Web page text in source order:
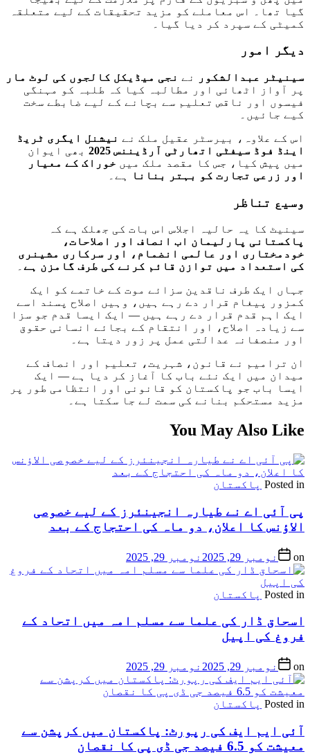
گیا تھا۔ اس معاملے کو مزید تحقیقات کے لیے متعلقہ
کمیٹی کے سپرد کر دیا گیا۔
دیگر امور
سینیٹر عبدالشکور نے نجی میڈیکل کالجوں کی لوٹ مار
پر آواز اٹھائی اور مطالبہ کیا کہ طلبہ کو مہنگی
فیسوں اور ناقص تعلیم سے بچانے کے لیے ضابطے سخت
کیے جائیں۔
اس کے علاوہ، بیرسٹر عقیل ملک نے نیشنل ایگری ٹریڈ
اینڈ فوڈ سیفٹی اتھارٹی آرڈیننس 2025
بھی ایوان
میں پیش کیا، جس کا مقصد ملک میں خوراک کے معیار
اور زرعی تجارت کو بہتر بنانا
ہے۔
وسیع تناظر
سینیٹ کا یہ حالیہ اجلاس اس بات کی جھلک ہے کہ
پاکستانی پارلیمان اب انصاف اور اصلاحات،
خودمختاری اور عالمی انضمام، اور سرکاری مشینری
کی استعداد میں توازن قائم کرنے کی طرف گامزن ہے۔
جہاں ایک طرف ناقدین سزائے موت کے خاتمے کو ایک
کمزور پیغام قرار دے رہے ہیں، وہیں اصلاح پسند اسے
ایک اہم قدم قرار دے رہے ہیں — ایک ایسا قدم جو سزا
سے زیادہ اصلاح، اور انتقام کے بجائے انسانی حقوق
اور منصفانہ عدالتی عمل پر زور دیتا ہے۔
ان ترامیم نے قانون، شہریت، تعلیم اور انصاف کے
میدان میں ایک نئے باب کا آغاز کر دیا ہے — ایک
ایسا باب جو پاکستان کو قانونی اور انتظامی طور پر
مزید مستحکم بنانے کی سمت لے جا سکتا ہے۔
You May Also Like
Posted in پاکستان
پی آئی اے نے طیارہ انجینئرز کے لیے خصوصی
الاؤنس کا اعلان، دو ماہ کی احتجاج کے بعد
on نومبر 29, 2025 نومبر 29, 2025
Posted in پاکستان
اسحاق ڈار کی علما سے مسلم امہ میں اتحاد کے
فروغ کی اپیل
on نومبر 29, 2025 نومبر 29, 2025
Posted in پاکستان
آئی ایم ایف کی رپورٹ: پاکستان میں کرپشن سے
معیشت کو 6.5 فیصد جی ڈی پی کا نقصان